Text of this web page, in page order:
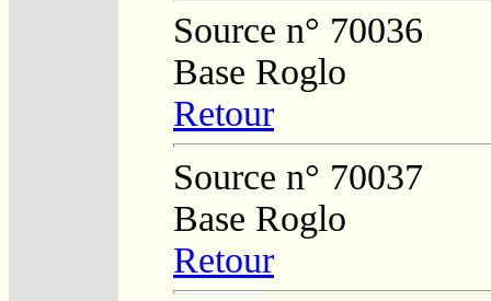
Source n° 70036
Base Roglo
Retour
Source n° 70037
Base Roglo
Retour